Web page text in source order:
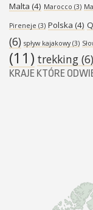
Malta (4) Marocco (3)
Pireneje (3) Polska (4)
(6) spływ kajakowy(3)
(11) trekking (6)
KRAJE KTÓRE